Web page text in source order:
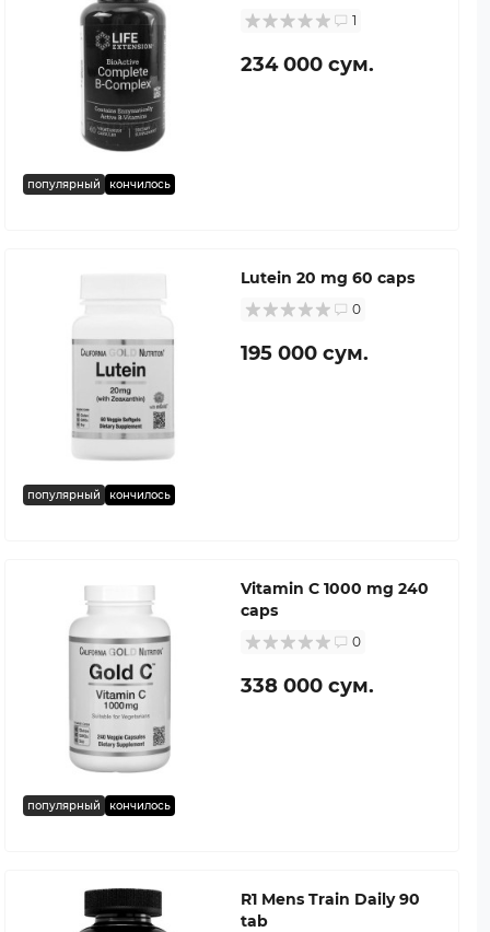
популярный кончилось
1
234 000 сум.
популярный кончилось
Lutein 20 mg 60 caps
0
195 000 сум.
популярный кончилось
Vitamin C 1000 mg 240
caps
0
338 000 сум.
R1 Mens Train Daily 90
tab